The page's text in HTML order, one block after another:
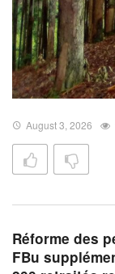
August 3, 2026
Réforme des
FBu